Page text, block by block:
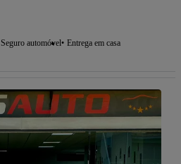
Seguro automóvel Entrega em casa